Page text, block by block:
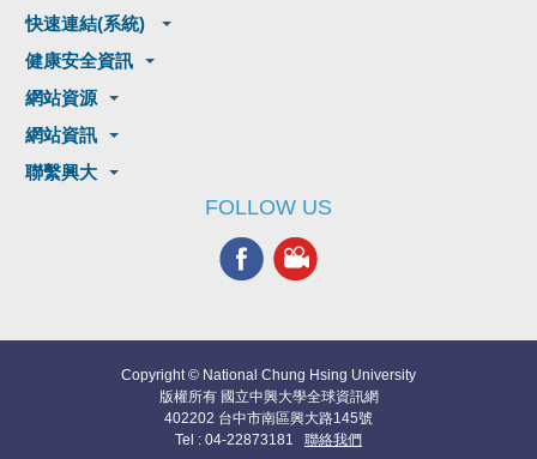
快速連結(系統)
健康安全資訊
網站資源
網站資訊
聯繫興大
FOLLOW US
Copyright © National Chung Hsing University
版權所有 國立中興大學全球資訊網
402202 台中市南區興大路145號
Tel : 04-22873181 聯絡我們